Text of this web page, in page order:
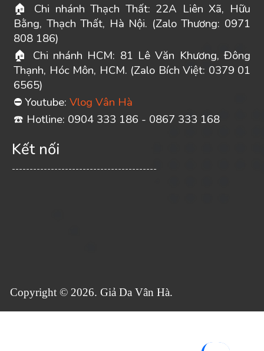
🏠 Chi nhánh Thạch Thất: 22A Liên Xã, Hữu
Bằng, Thạch Thất, Hà Nội. (Zalo Thương: 0971
808 186)
🏠
Chi nhánh HCM: 81 Lê Văn Khương, Đông
Thạnh, Hóc Môn, HCM. (Zalo Bích Việt: 0379 01
6565)
⛔ Youtube: Vlog Vân Hà
☎ ️ Hotline: 0904 333 186 - 0867 333 168
Kết nối
-----------------------------------------
Copyright © 2026. Giả Da Vân Hà.